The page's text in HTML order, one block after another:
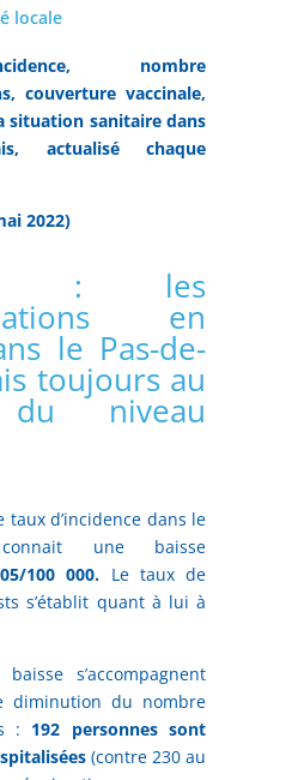
locale
nombre
couverture vaccinale,
situation sanitaire dans
actualisé chaque
2022)
19 : les
en
le Pas-de-
toujours au
du niveau
taux d’incidence dans le
connait une baisse
100 000. Le taux de
s’établit quant à lui à
s’accompagnent
diminution du nombre
: 192 personnes sont
(contre 230 au